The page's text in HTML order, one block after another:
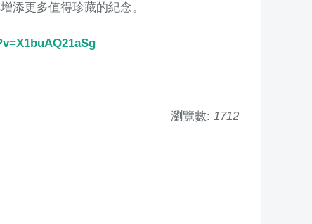
添更多值得珍藏的紀念。
瀏覽數: 1712